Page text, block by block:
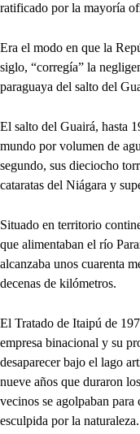
ratificado por la mayoría
Era el modo en que la
siglo, “corregía” la
paraguaya del salto del
El salto del Guairá, hasta
mundo por volumen de
segundo, sus dieciocho
cataratas del Niágara y
Situado en territorio
que alimentaban el río
alcanzaba unos cuarenta
decenas de kilómetros.
El Tratado de Itaipú de
empresa binacional y su
desaparecer bajo el lago
nueve años que duraron
vecinos se agolpaban
esculpida por la naturaleza.